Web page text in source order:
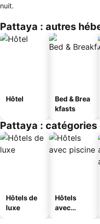
nuit.
Pattaya : autres
Hôtel
Bed & Brea
kfasts
Pattaya : catégories
Hôtels de
luxe
Hôtels
avec